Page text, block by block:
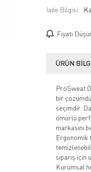
İade Bilgisi:
Fiyatı
ÜRÜN
ProSweat
bir
seçimdir.
ömürlü
markasını
Ergonomik
sipariş için
Kurumsal